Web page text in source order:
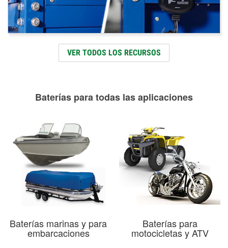
VER TODOS LOS RECURSOS
Baterías para todas las aplicaciones
Baterías marinas y para
embarcaciones
Baterías para
motocicletas y ATV